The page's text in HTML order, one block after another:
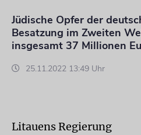
Jüdische Opfer der
Besatzung im Zweiten
insgesamt 37 Millionen
25.11.2022 13:49 Uhr
Litauens Regierung